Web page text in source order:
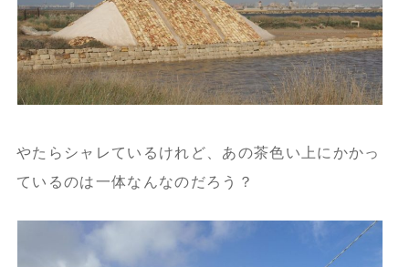
やたらシャレているけれど、あの茶色い上にかかっ
ているのは一体なんなのだろう？